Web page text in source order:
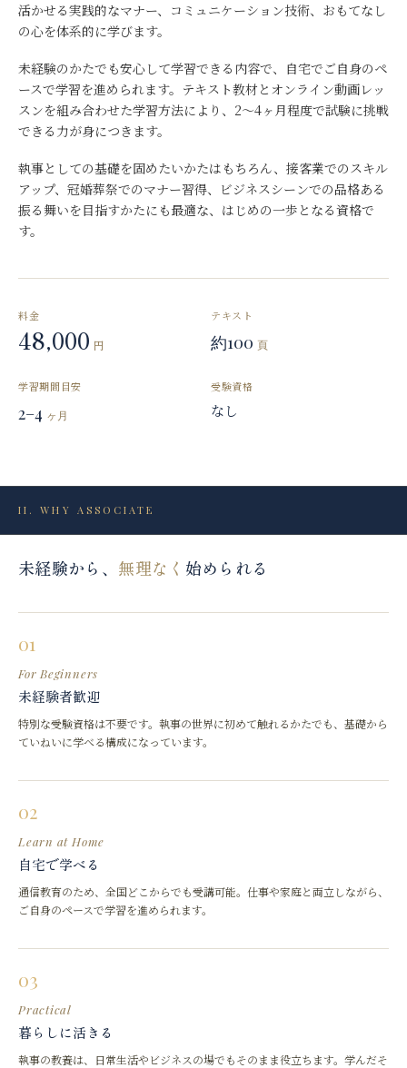
活かせる実践的なマナー、コミュニケーション技術、おもてなし
の心を体系的に学びます。
未経験のかたでも安心して学習できる内容で、自宅でご自身のペ
ースで学習を進められます。テキスト教材とオンライン動画レッ
スンを組み合わせた学習方法により、2〜4ヶ月程度で試験に挑戦
できる力が身につきます。
執事としての基礎を固めたいかたはもちろん、接客業でのスキル
アップ、冠婚葬祭でのマナー習得、ビジネスシーンでの品格ある
振る舞いを目指すかたにも最適な、はじめの一歩となる資格で
す。
料金
48,000 円
テキスト
約100 頁
学習期間目安
2–4 ヶ月
受験資格
なし
II .WHY ASSOCIATE
未経験から、 無理なく 始められる
01
For Beginners
未経験者歓迎
特別な受験資格は不要です。執事の世界に初めて触れるかたでも、基礎から
ていねいに学べる構成になっています。
02
Learn at Home
自宅で学べる
通信教育のため、全国どこからでも受講可能。仕事や家庭と両立しながら、
ご自身のペースで学習を進められます。
03
Practical
暮らしに活きる
執事の教養は、日常生活やビジネスの場でもそのまま役立ちます。学んだそ